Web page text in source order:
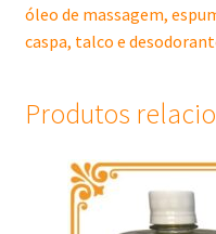
óleo de massagem,
caspa, talco e
Produtos